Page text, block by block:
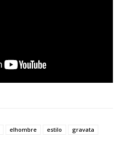
elhombre estilo
gravata